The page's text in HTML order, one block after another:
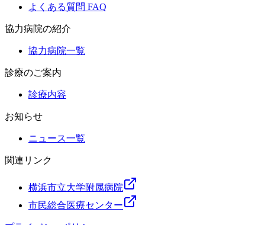
よくある質問 FAQ
協力病院の紹介
協力病院一覧
診療のご案内
診療内容
お知らせ
ニュース一覧
関連リンク
横浜市立大学附属病院
市民総合医療センター